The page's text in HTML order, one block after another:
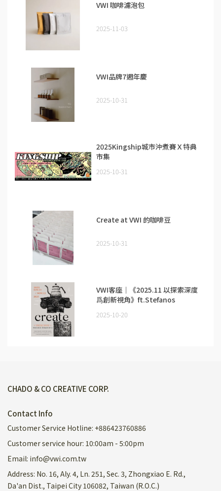
VWI 咖啡濾泡包
2025-11-03
VWI品牌7週年慶
2025-10-31
2025Kingship城市沖煮賽Ｘ特典
市集
2025-10-31
Create at VWI 的咖啡豆
2025-10-31
VWI客座｜《2025.11 以探索深度
爲創新視角》ft.Stefanos
2025-10-20
CHADO & CO CREATIVE CORP.
Contact Info
Customer Service Hotline: +886423760886
Customer service hour: 10:00am - 5:00pm
Email: info@vwi.com.tw
Address: No. 16, Aly. 4, Ln. 251, Sec. 3, Zhongxiao E. Rd.,
Da'an Dist., Taipei City 106082, Taiwan (R.O.C.)